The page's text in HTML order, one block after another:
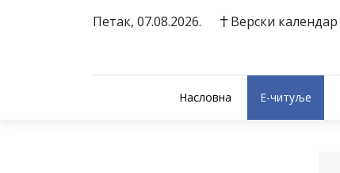
Петак, 07.08.2026. Верски календар
Насловна E-читуље